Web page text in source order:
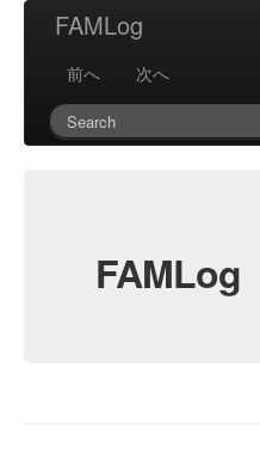
FAMLog
前へ
次へ
FAMLog